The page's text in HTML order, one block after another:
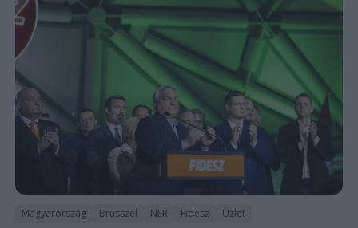
Magyarország Brüsszel NER Fidesz Üzlet